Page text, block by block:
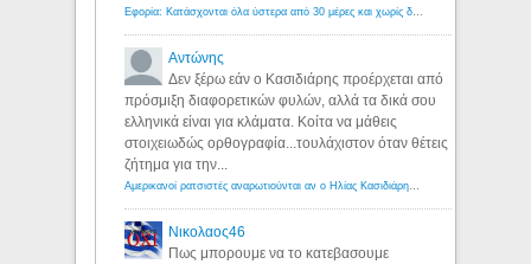
Αντώνης
Δεν ξέρω εάν ο Κασιδιάρης προέρχεται από
πρόσμιξη διαφορετικών φυλών, αλλά τα δικά σου
ελληνικά είναι για κλάματα. Κοίτα να μάθεις
στοιχειωδώς ορθογραφία...τουλάχιστον όταν θέτεις
ζήτημα για την...
Νικολαος46
Πως μπορουμε να το κατεβασουμε